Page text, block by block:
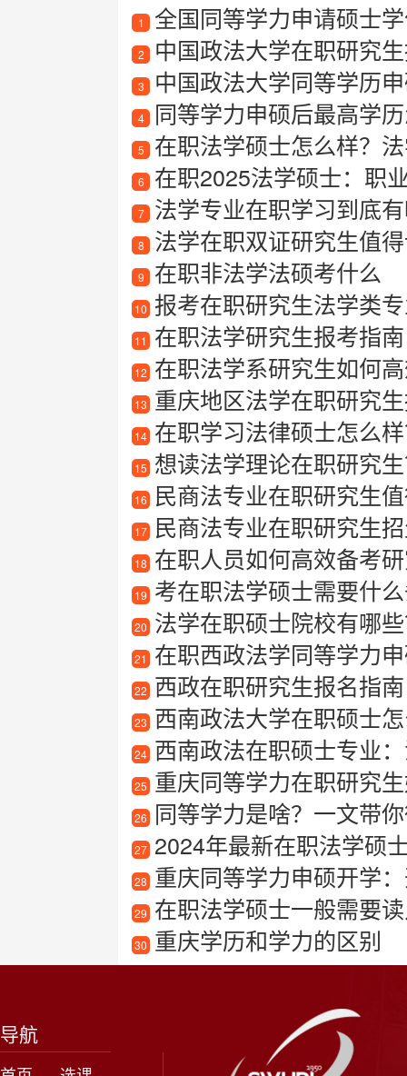
1 全国同等学力申请硕士
2 中国政法大学在职研究
3 中国政法大学同等学历
4 同等学力申硕后最高学
5 在职法学硕士怎么样？
6 在职2025法学硕士：职
7 法学专业在职学习到底
8 法学在职双证研究生值
9 在职非法学法硕考什么
10 报考在职研究生法学类专
11 在职法学研究生报考指
12 在职法学系研究生如何
13 重庆地区法学在职研究生
14 在职学习法律硕士怎么
15 想读法学理论在职研究生
16 民商法专业在职研究生
17 民商法专业在职研究生
18 在职人员如何高效备考
19 考在职法学硕士需要什
20 法学在职硕士院校有哪
21 在职西政法学同等学力
22 西政在职研究生报名指
23 西南政法大学在职硕士
24 西南政法在职硕士专业
25 重庆同等学力在职研究
26 同等学力是啥？一文带
27 2024年最新在职法学硕士
28 重庆同等学力申硕开学
29 在职法学硕士一般需要读
30 重庆学历和学力的区别
导航